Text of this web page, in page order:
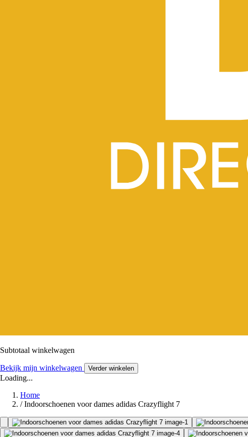
Subtotaal winkelwagen
Bekijk mijn winkelwagen Verder winkelen
Loading...
Home
/ Indoorschoenen voor dames adidas Crazyflight 7